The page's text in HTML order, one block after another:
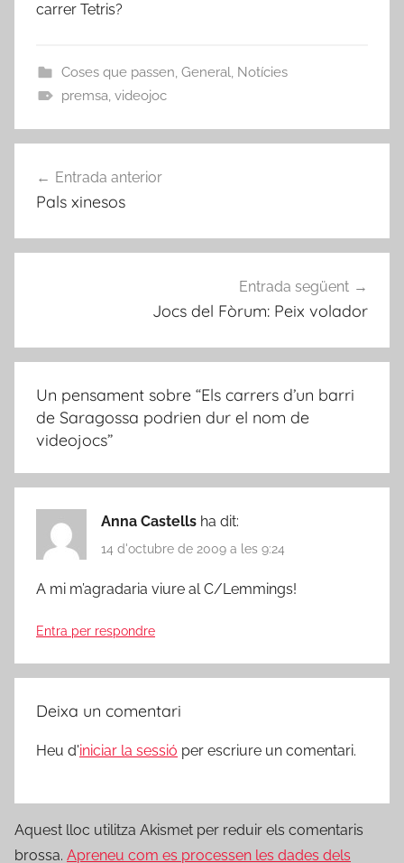
carrer Tetris?
Coses que passen, General, Notícies
premsa, videojoc
d'entrades
Entrada anterior
Pals xinesos
Entrada següent
Jocs del Fòrum: Peix volador
Un pensament sobre “Els carrers d’un barri
de Saragossa podrien dur el nom de
videojocs”
Anna Castells ha dit:
14 d'octubre de 2009 a les 9:24
A mi m’agradaria viure al C/Lemmings!
Entra per respondre
Deixa un comentari
Heu d'iniciar la sessió per escriure un comentari.
Aquest lloc utilitza Akismet per reduir els comentaris
brossa. Apreneu com es processen les dades dels